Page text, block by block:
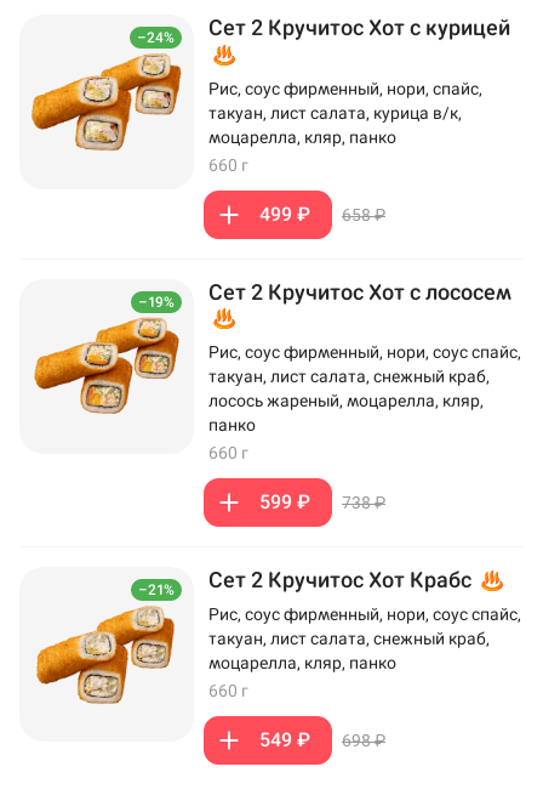
–24% Сет 2 Кручитос Хот с курицей
Рис, соус фирменный, нори, спайс,
такуан, лист салата, курица в/к,
моцарелла, кляр, панко
660 г
499 ₽ 658 ₽
–19% Сет 2 Кручитос Хот с лососем
Рис, соус фирменный, нори, соус спайс,
такуан, лист салата, снежный краб,
лосось жареный, моцарелла, кляр,
панко
660 г
599 ₽ 738 ₽
–21% Сет 2 Кручитос Хот Крабс
Рис, соус фирменный, нори, соус спайс,
такуан, лист салата, снежный краб,
моцарелла, кляр, панко
660 г
549 ₽ 698 ₽